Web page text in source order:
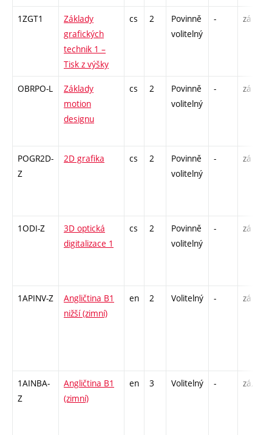
1ZGT1
Základy
grafických
technik 1 –
Tisk z výšky
cs 2
Povinně
volitelný
- zá
OBRPO-L
Základy
motion
designu
cs 2
Povinně
volitelný
- zá
POGR2D-
Z
2D grafika cs 2
Povinně
volitelný
- zá
1ODI-Z
3D optická
digitalizace 1
cs 2
Povinně
volitelný
- zá
1APINV-Z
Angličtina B1
nižší (zimní)
en 2 Volitelný - zá
1AINBA-
Z
Angličtina B1
(zimní)
en 3 Volitelný - zá,zk